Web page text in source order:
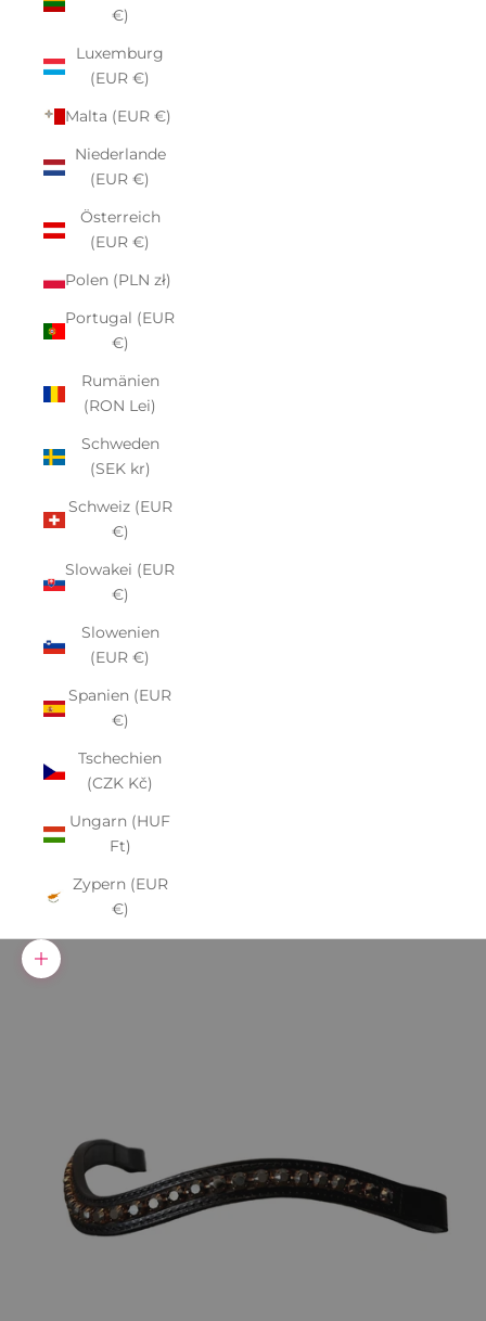
€)
Luxemburg
(EUR €)
Malta (EUR €)
Niederlande
(EUR €)
Österreich
(EUR €)
Polen (PLN zł)
Portugal (EUR
€)
Rumänien
(RON Lei)
Schweden
(SEK kr)
Schweiz (EUR
€)
Slowakei (EUR
€)
Slowenien
(EUR €)
Spanien (EUR
€)
Tschechien
(CZK Kč)
Ungarn (HUF
Ft)
Zypern (EUR
€)
Bild vergrößern